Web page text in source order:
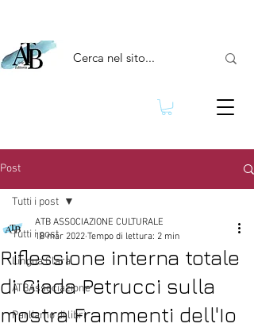
Post
Tutti i post
Lingua Clara
ATBAssociazione
Parliamo di libri
Tutti i post
Riflessione interna totale
di Giada Petrucci sulla
mostra Frammenti dell'Io
ATB ASSOCIAZIONE CULTURALE
18 mar 2022 Tempo di lettura: 2 min